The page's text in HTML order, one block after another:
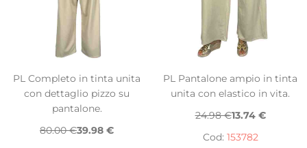
PL Completo in tinta unita
con dettaglio pizzo su
pantalone.
80.00 €39.98 €
PL Pantalone ampio in tinta
unita con elastico in vita.
24.98 €13.74 €
Cod: 153782